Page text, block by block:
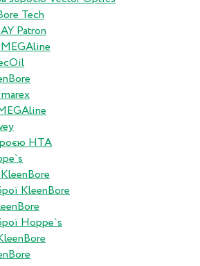
Tech
Patron
HTA
KleenBore
Hoppe`s